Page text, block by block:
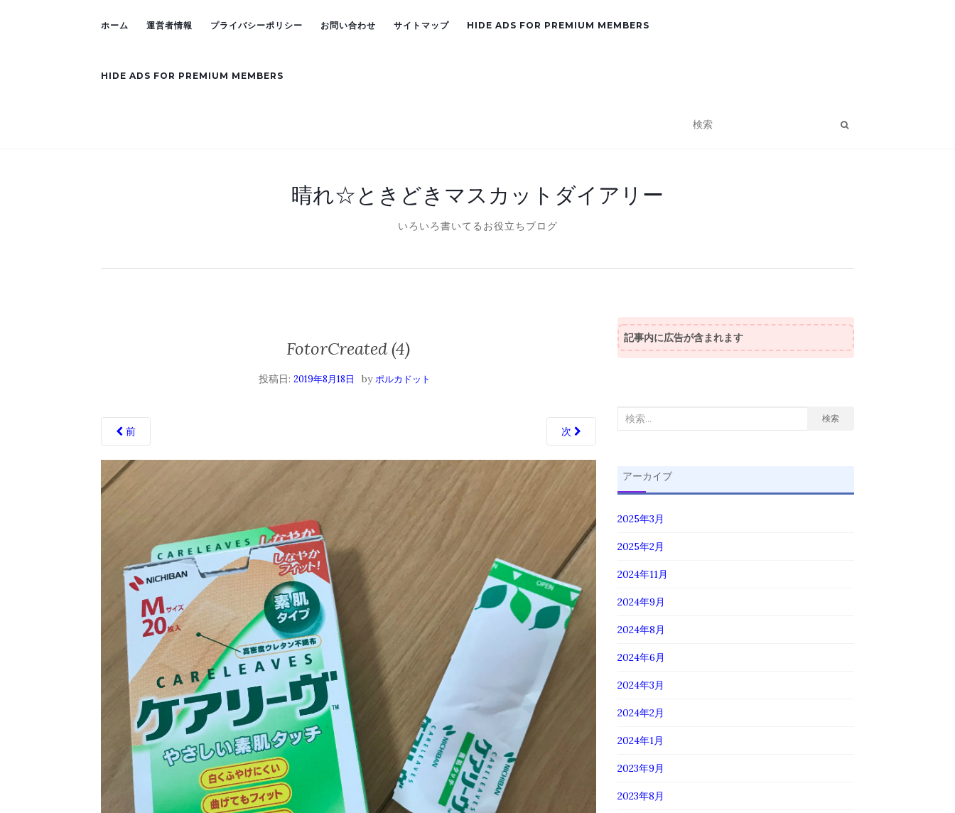
ホーム 運営者情報 プライバシーポリシー お問い合わせ サイトマップ HIDE ADS FOR PREMIUM MEMBERS
HIDE ADS FOR PREMIUM MEMBERS
晴れ☆ときどきマスカットダイアリー
いろいろ書いてるお役立ちブログ
FotorCreated (4)
投稿日:2019年8月18日 byポルカドット
前 次
記事内に広告が含まれます
検
象:
検索
アーカイブ
2025年3月
2025年2月
2024年11月
2024年9月
2024年8月
2024年6月
2024年3月
2024年2月
2024年1月
2023年9月
2023年8月